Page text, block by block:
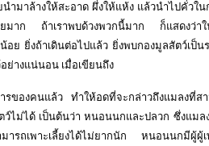
ำมาล้างให้สะอาด ผึ่งให้แห้ง แล้วนำไปคั่วใ
ยมาก ถ้าเราพบด้วงพวกนี้มาก ก็แสดงว่า
อย ยิ่งถ้าเดินต่อไปแล้ว ยิ่งพบกองมูลสัตว์เป็น
ย่างแน่นอน เมื่อเขียนถึง
รของคนแล้ว ทำให้อดที่จะกล่าวถึงแมลงที่ส
ว์ไม่ได้ เป็นต้นว่า หนอนนกและปลวก ซึ่งแมล
ารถเพาะเลี้ยงได้ไม่ยากนัก หนอนนกมีผู้ผู้เ